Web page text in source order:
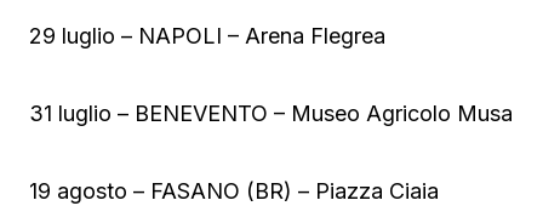
29 luglio – NAPOLI – Arena Flegrea
31 luglio – BENEVENTO – Museo Agricolo Musa
19 agosto – FASANO (BR) – Piazza Ciaia